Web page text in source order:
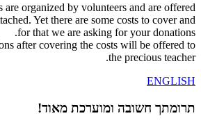
organized by volunteers and are offered
Yet there are some costs to cover and
for that we are asking for your donations.
after covering the costs will be offered to
the precious teacher.
ENGLISH
תרומתך חשובה ומוערכת מאוד!